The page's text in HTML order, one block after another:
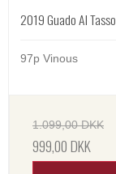
2019 Guado Al Tasso
97p Vinous
1.099,00 DKK
999,00 DKK